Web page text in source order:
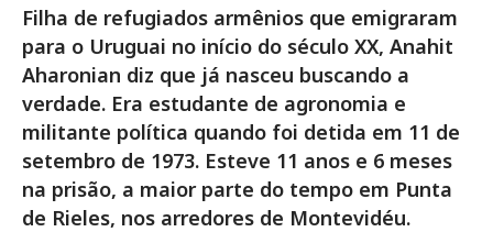
Filha de refugiados armênios que emigraram
para o Uruguai no início do século XX, Anahit
Aharonian diz que já nasceu buscando a
verdade. Era estudante de agronomia e
militante política quando foi detida em 11 de
setembro de 1973. Esteve 11 anos e 6 meses
na prisão, a maior parte do tempo em Punta
de Rieles, nos arredores de Montevidéu.